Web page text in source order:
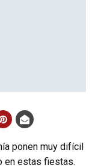
ponen muy difícil
en estas fiestas.